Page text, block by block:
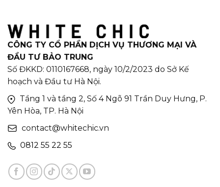
CÔNG TY CỔ PHẦN DỊCH VỤ THƯƠNG MẠI VÀ
ĐẦU TƯ BẢO TRUNG
Số ĐKKD: 0110167668, ngày 10/2/2023 do Sở Kế
hoạch và Đầu tư Hà Nội.
Tầng 1 và tầng 2, Số 4 Ngõ 91 Trần Duy Hưng, P.
Yên Hòa, TP. Hà Nội
contact@whitechic.vn
0812 55 22 55